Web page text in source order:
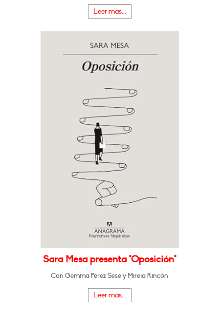
Leer más...
Sara Mesa presenta "Oposición"
Con Gemma Pérez Sesé y Mireia Rincón
Leer más...